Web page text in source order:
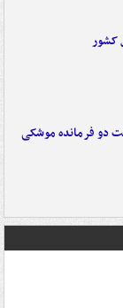
کشور
دو فرمانده‌ موشکی